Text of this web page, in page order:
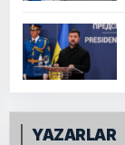
YAZARLAR